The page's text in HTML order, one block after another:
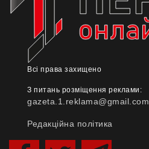
Всі права захищено
З питань розміщення реклами:
gazeta.1.reklama@gmail.com
Редакційна політика